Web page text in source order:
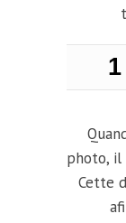
photo, il
Cette